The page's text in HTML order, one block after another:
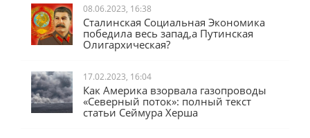
08.06.2023, 16:38
Сталинская Социальная Экономика
победила весь запад,а Путинская
Олигархическая?
17.02.2023, 16:04
Как Америка взорвала газопроводы
«Северный поток»: полный текст
статьи Сеймура Херша